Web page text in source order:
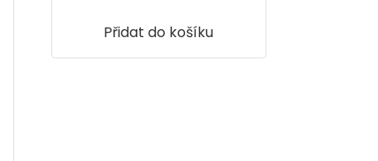
Přidat do košíku